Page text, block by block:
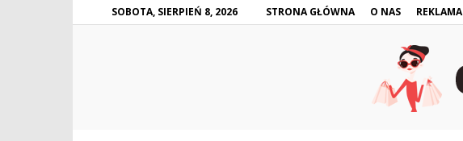
SOBOTA, SIERPIEŃ 8, 2026 STRONA GŁÓWNA O NAS REKLAMA